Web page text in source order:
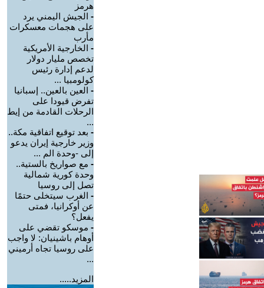
هرمز
- الجيش اليمني يرد
على هجمات معسكرات
مأرب
- الخارجية الأمريكية
تخصص مليار دولار
لدعم إدارة رئيس
كولومبيا ...
- العين بالعين.. إسبانيا
تفرض قيودا على
الرحلات القادمة من إيط
...
- بعد توقيع اتفاقية مكة..
وزير خارجية إيران يدعو
إلى -وحدة الم ...
- مع صواريخ بالستية..
وحدة كورية شمالية
تصل إلى روسيا
- الغرب سيتخلى حتمًا
عن أوكرانيا، فمتى
يفعل؟
- موسكو تقضي على
أوهام باشينيان: لا واجب
على روسيا تجاه أرميني
...
المزيد.....